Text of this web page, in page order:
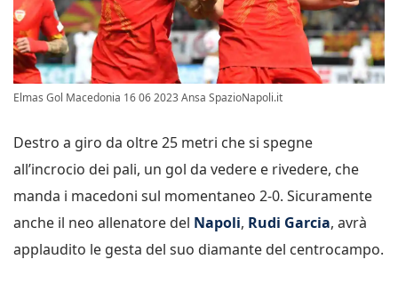
Elmas Gol Macedonia 16 06 2023 Ansa SpazioNapoli.it
Destro a giro da oltre 25 metri che si spegne
all’incrocio dei pali, un gol da vedere e rivedere, che
manda i macedoni sul momentaneo 2-0. Sicuramente
anche il neo allenatore del Napoli, Rudi Garcia, avrà
applaudito le gesta del suo diamante del centrocampo.